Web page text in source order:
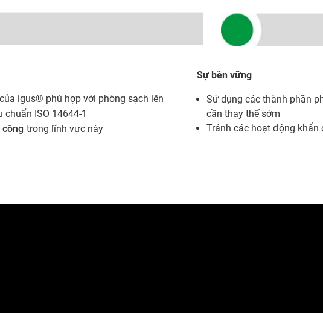
của igus® phù hợp với phòng sạch lên
ISO 14644-1
trong lĩnh vực này
Sự bền vững
Sử dụng các thành phần
cần thay thế sớm
Tránh các hoạt động khẩn